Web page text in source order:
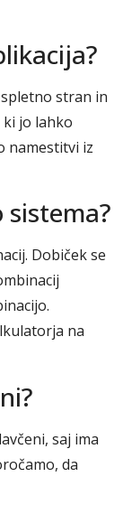
stran in
jo lahko
namestitvi iz
Dobiček se
na
saj ima
da